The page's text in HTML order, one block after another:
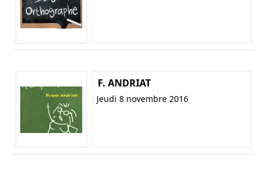
F. ANDRIAT
Jeudi 8 novembre 2016